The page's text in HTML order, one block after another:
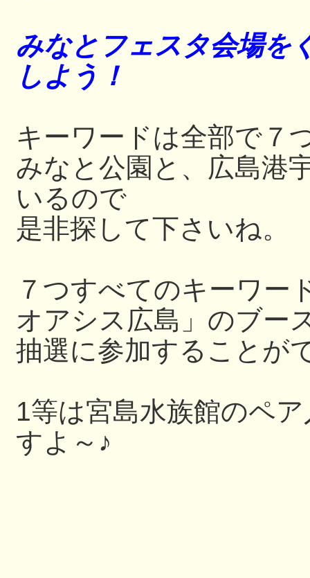
みなとフェスタ会場を
しよう！
キーワードは全部
みなと公園と、広島港
いるので
是非探して下さいね。
７つすべてのキーワー
オアシス広島」のブー
抽選に参加することが
1等は宮島水族館のペ
すよ～♪